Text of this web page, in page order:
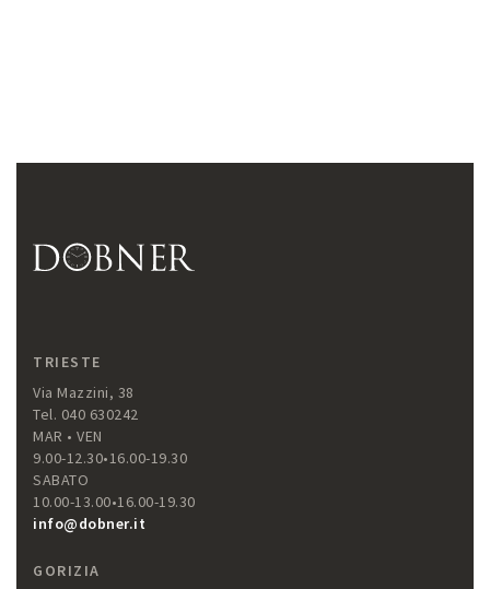
TRIESTE
Via Mazzini, 38
Tel. 040 630242
MAR • VEN
9.00-12.30•16.00-19.30
SABATO
10.00-13.00•16.00-19.30
info@dobner.it
GORIZIA